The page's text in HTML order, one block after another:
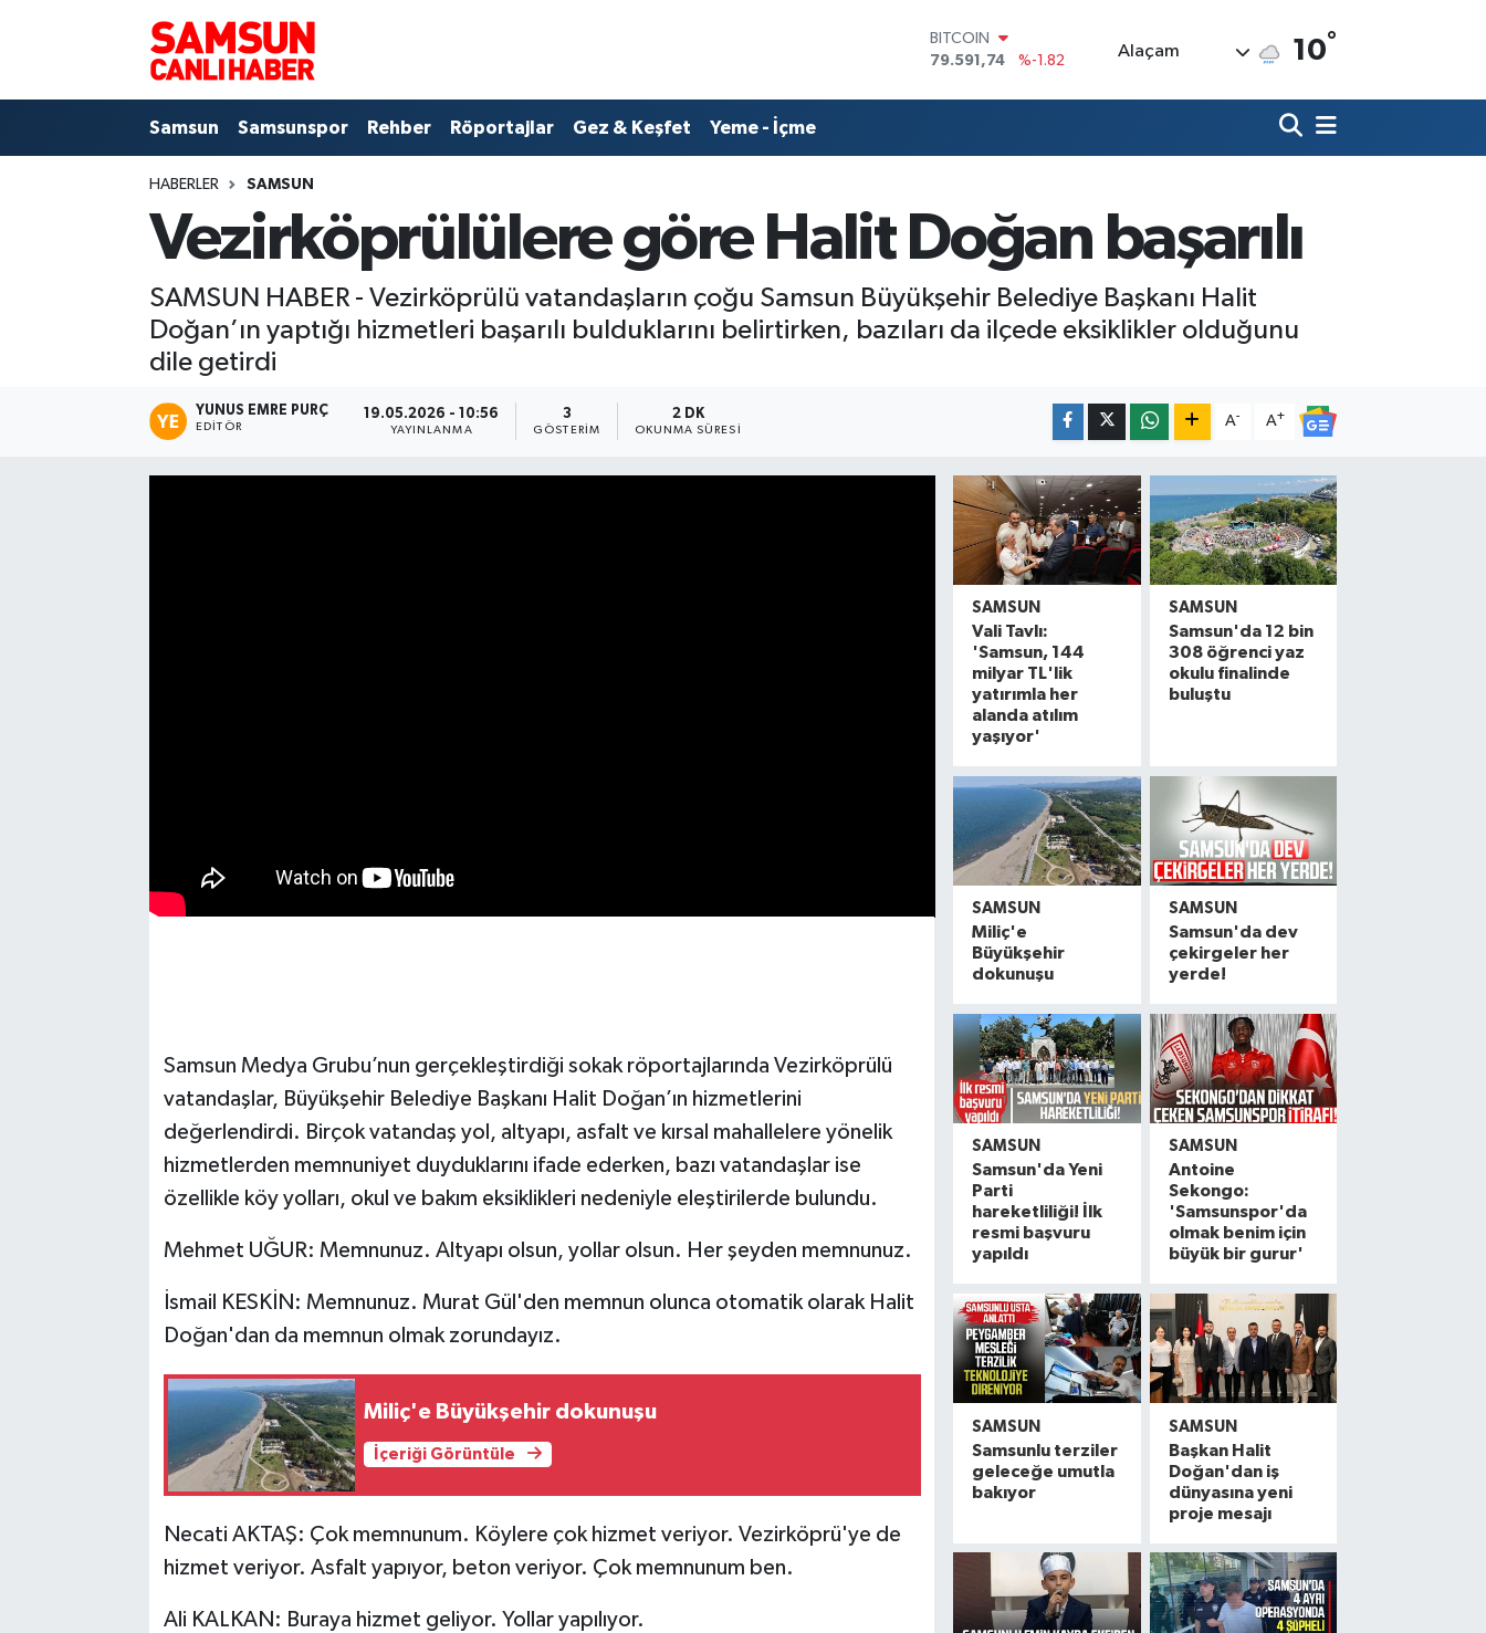
DOLAR
45,43620
%0.02
BİST100
14.598,00
%0
BITCOIN
Alaçam 10°
Samsun Samsunspor Rehber Röportajlar Gez & Keşfet Yeme - İçme
HABERLER SAMSUN
Vezirköprülülere göre Halit Doğan başarılı
SAMSUN HABER - Vezirköprülü vatandaşların çoğu Samsun Büyükşehir Belediye Başkanı Halit
Doğan’ın yaptığı hizmetleri başarılı bulduklarını belirtirken, bazıları da ilçede eksiklikler olduğunu
dile getirdi
YUNUS EMRE PURÇ
EDITÖR
19.05.2026 - 10:56
YAYINLANMA
3
GÖSTERIM
2 DK
OKUNMA SÜRESI
A- A+
Samsun Medya Grubu’nun gerçekleştirdiği sokak röportajlarında Vezirköprülü
vatandaşlar, Büyükşehir Belediye Başkanı Halit Doğan’ın hizmetlerini
değerlendirdi. Birçok vatandaş yol, altyapı, asfalt ve kırsal mahallelere yönelik
hizmetlerden memnuniyet duyduklarını ifade ederken, bazı vatandaşlar ise
özellikle köy yolları, okul ve bakım eksiklikleri nedeniyle eleştirilerde bulundu.
Mehmet UĞUR: Memnunuz. Altyapı olsun, yollar olsun. Her şeyden memnunuz.
İsmail KESKİN: Memnunuz. Murat Gül'den memnun olunca otomatik olarak Halit
Doğan'dan da memnun olmak zorundayız.
Miliç'e Büyükşehir dokunuşu
İçeriği Görüntüle
Necati AKTAŞ: Çok memnunum. Köylere çok hizmet veriyor. Vezirköprü'ye de
hizmet veriyor. Asfalt yapıyor, beton veriyor. Çok memnunum ben.
Ali KALKAN: Buraya hizmet geliyor. Yollar yapılıyor.
SAMSUN
Vali Tavlı:
'Samsun, 144
milyar TL'lik
yatırımla her
alanda atılım
yaşıyor'
SAMSUN
Samsun'da 12 bin
308 öğrenci yaz
okulu finalinde
buluştu
SAMSUN
Miliç'e
Büyükşehir
dokunuşu
SAMSUN
Samsun'da dev
çekirgeler her
yerde!
SAMSUN
Samsun'da Yeni
Parti
hareketliliği! İlk
resmi başvuru
yapıldı
SAMSUN
Antoine
Sekongo:
'Samsunspor'da
olmak benim için
büyük bir gurur'
SAMSUN
Samsunlu terziler
geleceğe umutla
bakıyor
SAMSUN
Başkan Halit
Doğan'dan iş
dünyasına yeni
proje mesajı
Samsunspor
Samsun Nöbetçi Eczaneler
Samsun Hava Durumu
Samsun Trafik Yoğunluk Haritası
Süper Lig Puan Durumu ve Fikstür
Tüm Manşetler
Son Dakika Haberleri
Haber Arşivi